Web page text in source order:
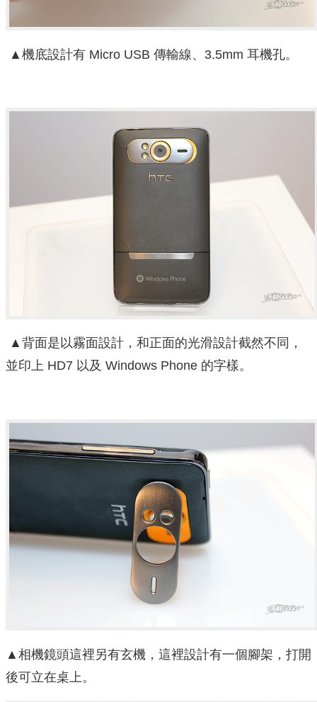
▲機底設計有 Micro USB 傳輸線、3.5mm 耳機孔。
▲背面是以霧面設計，和正面的光滑設計截然不同，
並印上 HD7 以及 Windows Phone 的字樣。
▲相機鏡頭這裡另有玄機，這裡設計有一個腳架，打開
後可立在桌上。